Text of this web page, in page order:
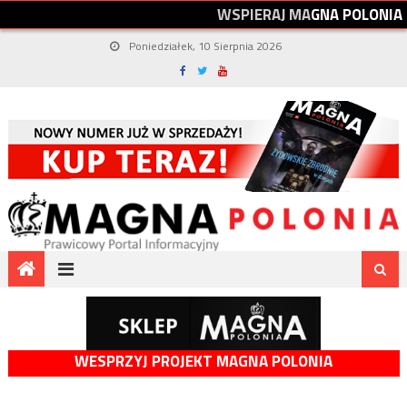
WSPIERAJMAGNAPOLONIA
Poniedziałek, 10 Sierpnia 2026
WESPRZYJ PROJEKT MAGNA POLONIA